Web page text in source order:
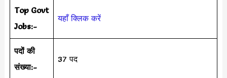
Top Govt
Jobs:-
यहाँ क्लिक करें
पदों की
संख्या:-
37 पद